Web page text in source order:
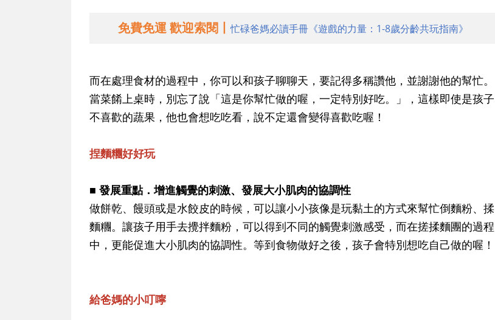
免費免運 歡迎索閱丨忙碌爸媽必讀手冊《遊戲的力量：1-8歲分齡共玩指南》
而在處理食材的過程中，你可以和孩子聊聊天，要記得多稱讚他，並謝謝他的幫忙。
當菜餚上桌時，別忘了說「這是你幫忙做的喔，一定特別好吃。」，這樣即使是孩子
不喜歡的蔬果，他也會想吃吃看，說不定還會變得喜歡吃喔！
捏麵糰好好玩
■ 發展重點．增進觸覺的刺激、發展大小肌肉的協調性
做餅乾、饅頭或是水餃皮的時候，可以讓小小孩像是玩黏土的方式來幫忙倒麵粉、揉
麵糰。讓孩子用手去攪拌麵粉，可以得到不同的觸覺刺激感受，而在搓揉麵團的過程
中，更能促進大小肌肉的協調性。等到食物做好之後，孩子會特別想吃自己做的喔！
給爸媽的小叮嚀